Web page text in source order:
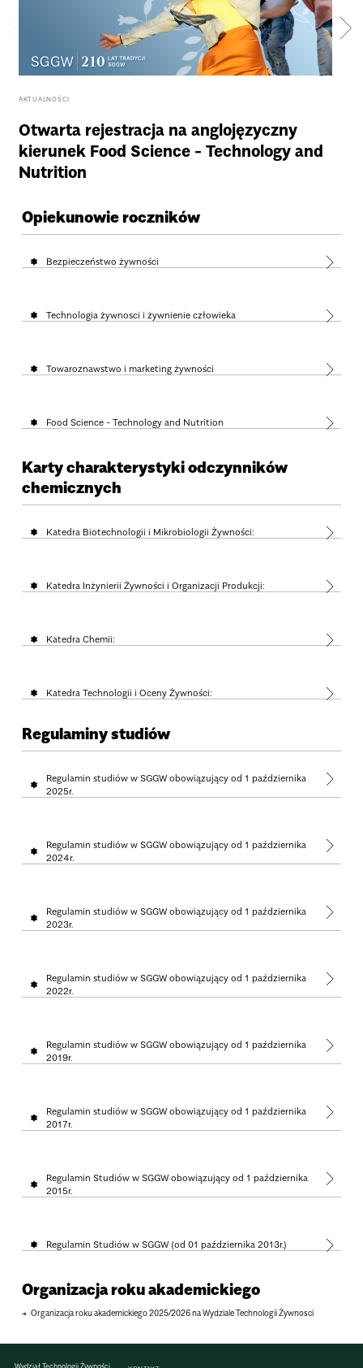
AKTUALNOŚCI
Otwarta rejestracja na anglojęzyczny
kierunek Food Science - Technology and
Nutrition
Opiekunowie roczników
Bezpieczeństwo żywności
Technologia żywnosci i żywnienie człowieka
Towaroznawstwo i marketing żywności
Food Science - Technology and Nutrition
Karty charakterystyki odczynników
chemicznych
Katedra Biotechnologii i Mikrobiologii Żywności:
Katedra Inżynierii Żywności i Organizacji Produkcji:
Katedra Chemii:
Katedra Technologii i Oceny Żywności:
Regulaminy studiów
Regulamin studiów w SGGW obowiązujący od 1 października
2025r.
Regulamin studiów w SGGW obowiązujący od 1 października
2024r.
Regulamin studiów w SGGW obowiązujący od 1 października
2023r.
Regulamin studiów w SGGW obowiązujący od 1 października
2022r.
Regulamin studiów w SGGW obowiązujący od 1 października
2019r.
Regulamin studiów w SGGW obowiązujący od 1 października
2017r.
Regulamin Studiów w SGGW obowiązujący od 1 października
2015r.
Regulamin Studiów w SGGW (od 01 października 2013r.)
Organizacja roku akademickiego
Organizacja roku akademickiego 2025/2026 na Wydziale Technologii Żywnosci
Wydział Technologii Żywności